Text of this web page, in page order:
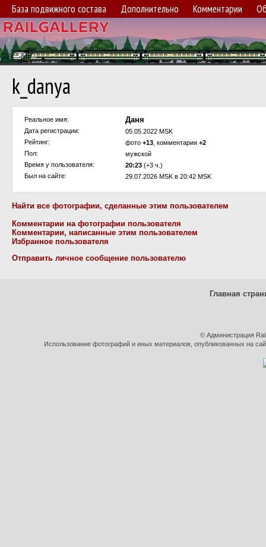
База подвижного состава Дополнительно Комментарии
k_danya
Реальное имя: Даня
Дата регистрации:
05.05.2022 MSK
Рейтинг:
фото +13 , комментарии +2
Пол:
мужской
Время у пользователя:
20:23 (+3 ч.)
Был на сайте:
29.07.2026 MSK в 20:42 MSK
Найти все фотографии, сделанные этим пользователем
Комментарии на фотографии пользователя
Комментарии, написанные этим пользователем
Избранное пользователя
Отправить личное сообщение пользователю
Главная
© Администрация
Использование фотографий и иных материалов, опубликованных на